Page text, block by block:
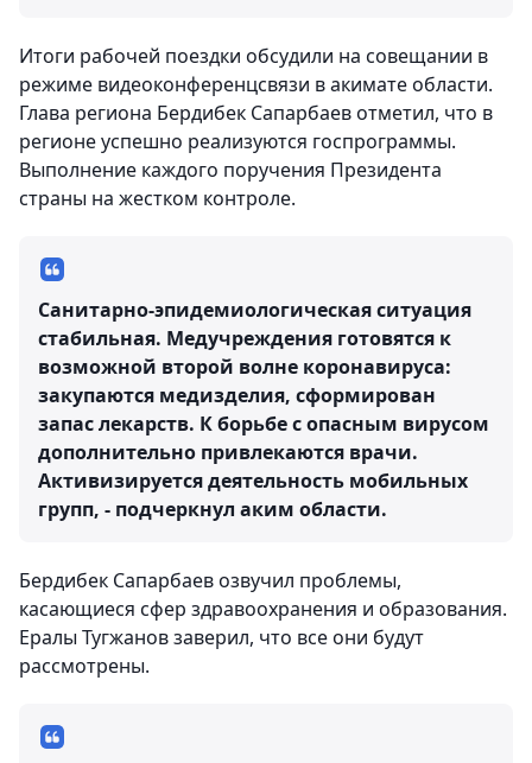
Итоги рабочей поездки обсудили на совещании в
режиме видеоконференцсвязи в акимате области.
Глава региона Бердибек Сапарбаев отметил, что в
регионе успешно реализуются госпрограммы.
Выполнение каждого поручения Президента
страны на жестком контроле.
Санитарно-эпидемиологическая ситуация
стабильная. Медучреждения готовятся к
возможной второй волне коронавируса:
закупаются медизделия, сформирован
запас лекарств. К борьбе с опасным вирусом
дополнительно привлекаются врачи.
Активизируется деятельность мобильных
групп, - подчеркнул аким области.
Бердибек Сапарбаев озвучил проблемы,
касающиеся сфер здравоохранения и образования.
Ералы Тугжанов заверил, что все они будут
рассмотрены.